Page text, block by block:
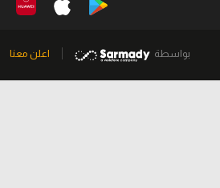
بواسطة اعلن معنا